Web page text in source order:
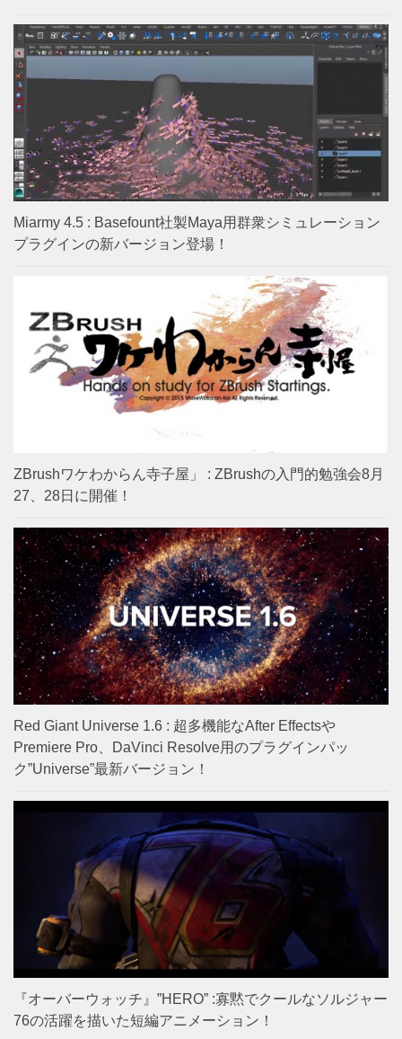
Miarmy 4.5 : Basefount社製Maya用群衆シミュレーション
プラグインの新バージョン登場！
ZBrushワケわからん寺子屋」 : ZBrushの入門的勉強会8月
27、28日に開催！
Red Giant Universe 1.6 : 超多機能なAfter Effectsや
Premiere Pro、DaVinci Resolve用のプラグインパッ
ク”Universe”最新バージョン！
『オーバーウォッチ』”HERO” :寡黙でクールなソルジャー
76の活躍を描いた短編アニメーション！